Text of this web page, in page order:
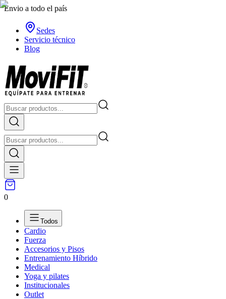
Envio a todo el país
Sedes
Servicio técnico
Blog
0
Todos
Cardio
Fuerza
Accesorios y Pisos
Entrenamiento Híbrido
Medical
Yoga y pilates
Institucionales
Outlet